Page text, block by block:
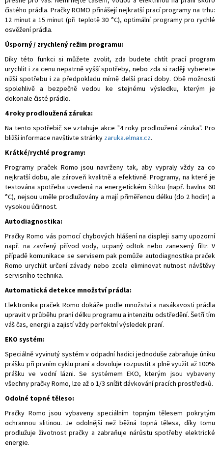
čistého prádla. Pračky ROMO přinášejí nejkratší prací programy na trhu:
12 minut a 15 minut (při teplotě 30 °C), optimální programy pro rychlé
osvěžení prádla.
Úsporný / zrychlený režim programu:
Díky této funkci si můžete zvolit, zda budete chtít prací program
urychlit i za cenu nepatrně vyšší spotřeby, nebo zda si raději vyberete
nižší spotřebu i za předpokladu mírně delší prací doby. Obě možnosti
spolehlivě a bezpečně vedou ke stejnému výsledku, kterým je
dokonale čisté prádlo.
4 roky prodloužená záruka:
Na tento spotřebič se vztahuje akce "4 roky prodloužená záruka". Pro
bližší informace navštivte stránky zaruka.elmax.cz.
Krátké/rychlé programy:
Programy praček Romo jsou navrženy tak, aby vypraly vždy za co
nejkratší dobu, ale zároveň kvalitně a efektivně. Programy, na které je
testována spotřeba uvedená na energetickém štítku (např. bavlna 60
°C), nejsou uměle prodlužovány a mají přiměřenou délku (do 2 hodin) a
vysokou účinnost.
Autodiagnostika:
Pračky Romo vás pomocí chybových hlášení na displeji samy upozorní
např. na zavřený přívod vody, ucpaný odtok nebo zanesený filtr. V
případě komunikace se servisem pak pomůže autodiagnostika praček
Romo urychlit určení závady nebo zcela eliminovat nutnost návštěvy
servisního technika.
Automatická detekce množství prádla:
Elektronika praček Romo dokáže podle množství a nasákavosti prádla
upravit v průběhu praní délku programu a intenzitu odstředění. Šetří tím
váš čas, energii a zajistí vždy perfektní výsledek praní.
EKO systém:
Speciálně vyvinutý systém v odpadní hadici jednoduše zabraňuje úniku
prášku při prvním cyklu praní a dovoluje rozpustit a plně využít až 100%
prášku ve vodní lázni. Se systémem EKO, kterým jsou vybaveny
všechny pračky Romo, lze až o 1/3 snížit dávkování pracích prostředků.
Odolné topné těleso:
Pračky Romo jsou vybaveny speciálním topným tělesem pokrytým
ochrannou slitinou. Je odolnější než běžná topná tělesa, díky tomu
prodlužuje životnost pračky a zabraňuje nárůstu spotřeby elektrické
energie.